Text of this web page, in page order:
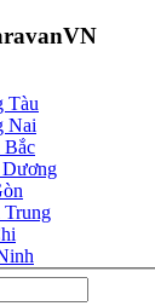
Tàu
Nai